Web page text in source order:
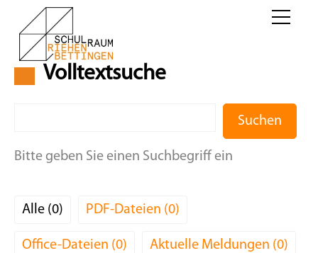
Volltextsuche
Suchen
Bitte geben Sie einen Suchbegriff ein
Alle 0 PDF-Dateien 0
Office-Dateien 0 Aktuelle Meldungen 0